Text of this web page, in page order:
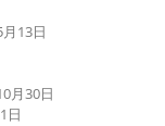
13日
月30日
日